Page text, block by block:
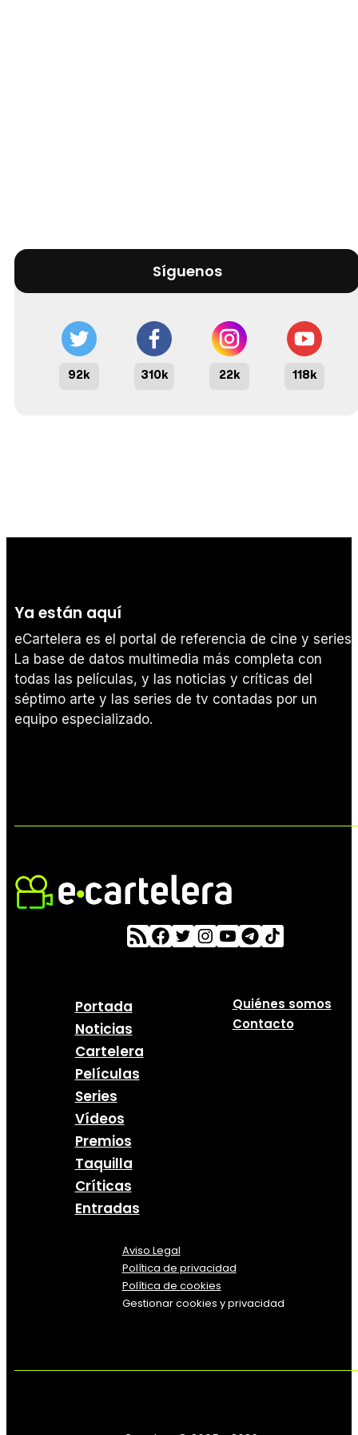
Síguenos
92k 310k 22k 118k
Ya están aquí
eCartelera es el portal de referencia de cine y series.
La base de datos multimedia más completa con
todas las películas, y las noticias y críticas del
séptimo arte y las series de tv contadas por un
equipo especializado.
Portada
Noticias
Cartelera
Películas
Series
Vídeos
Premios
Taquilla
Críticas
Entradas
Quiénes somos
Contacto
Aviso Legal
Política de privacidad
Política de cookies
Gestionar cookies y privacidad